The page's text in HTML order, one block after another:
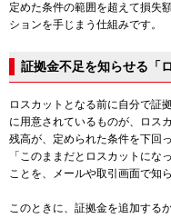
定めた条件の範囲を超えて損失
ションを手じまう仕組みです。
証拠金不足を知らせる「
ロスカットとなる前に自分で証
に用意されているものが、ロス
残高が、定められた条件を下回
「このままだとロスカットにな
ことを、メールや取引画面で知
このときに、証拠金を追加する